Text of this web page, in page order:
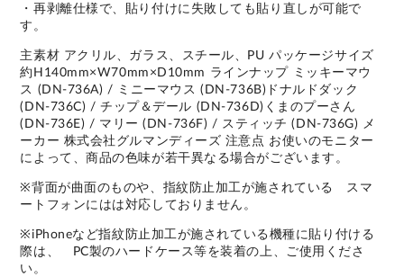
・再剥離仕様で、貼り付けに失敗しても貼り直しが可能で
す。
主素材 アクリル、ガラス、スチール、PU パッケージサイズ
約H140mm×W70mm×D10mm ラインナップ ミッキーマウ
ス (DN-736A) / ミニーマウス (DN-736B)ドナルドダック
(DN-736C) / チップ＆デール (DN-736D)くまのプーさん
(DN-736E) / マリー (DN-736F) / スティッチ (DN-736G) メ
ーカー 株式会社グルマンディーズ 注意点 お使いのモニター
によって、商品の色味が若干異なる場合がございます。
※背面が曲面のものや、指紋防止加工が施されている スマ
ートフォンにはは対応しておりません。
※iPhoneなど指紋防止加工が施されている機種に貼り付ける
際は、 PC製のハードケース等を装着の上、ご使用くださ
い。